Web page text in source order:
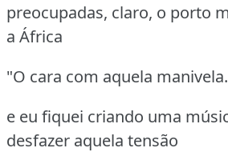
preocupadas, claro, o porto
a África
"O cara com aquela
e eu fiquei criando uma
desfazer aquela tensão